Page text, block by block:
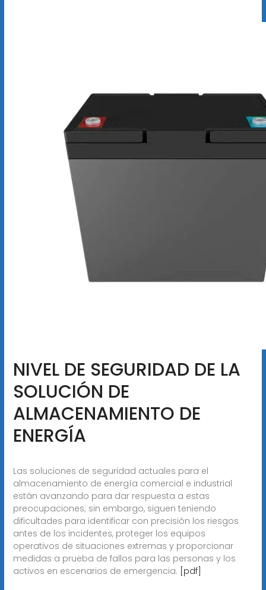
NIVEL DE SEGURIDAD DE LA
SOLUCIÓN DE
ALMACENAMIENTO DE
ENERGÍA
Las soluciones de seguridad actuales para el
almacenamiento de energía comercial e industrial
están avanzando para dar respuesta a estas
preocupaciones; sin embargo, siguen teniendo
dificultades para identificar con precisión los riesgos
antes de los incidentes, proteger los equipos
operativos de situaciones extremas y proporcionar
medidas a prueba de fallos para las personas y los
activos en escenarios de emergencia. [pdf]